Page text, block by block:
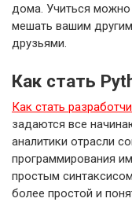
дома. Учиться
мешать вашим
друзьями.
Как стать
Как стать
задаются все
аналитики отрасли
программирования
простым
более простой и